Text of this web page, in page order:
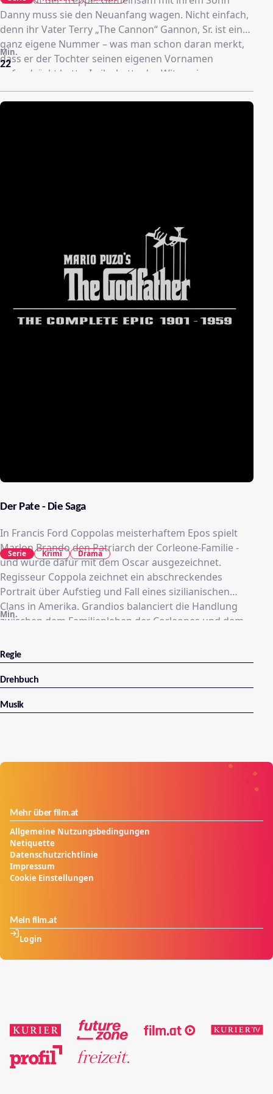
Danny muss sie den Neuanfang wagen. Nicht einfach,
denn ihr Vater Terry „The Cannon“ Gannon, Sr. ist eine
ganz eigene Nummer – was man schon daran merkt,
dass er der Tochter seinen eigenen Vornamen
aufgedrückt hatte. In ihr hatte der Witwer in
vergangenen Jahren versucht, nicht erreichte
Sportziele im Baseball zu erfüllen. Eigentlich hatte sich
Dick Slingbaugh. Dem gehört zu allem Unglück auch
noch das Restaurant, in dem Terry übergangsweise
22
Min.
Der Pate - Die Saga
In Francis Ford Coppolas meisterhaftem Epos spielt
Marlon Brando den Patriarch der Corleone-Familie -
und wurde dafür mit dem Oscar ausgezeichnet.
Regisseur Coppola zeichnet ein abschreckendes
Portrait über Aufstieg und Fall eines sizilianischen
Clans in Amerika. Grandios balanciert die Handlung
zwischen dem Familienleben der Corleones und dem
Min.
Serie Krimi Drama
Regie
Drehbuch
Musik
Mehr über film.at
Allgemeine Nutzungsbedingungen
Netiquette
Datenschutzrichtlinie
Impressum
Cookie Einstellungen
Mein film.at
Login